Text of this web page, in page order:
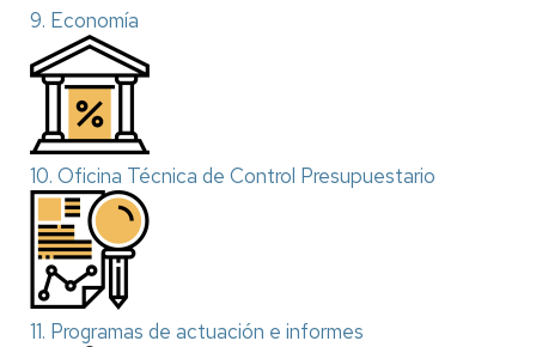
9. Economía
10. Oficina Técnica de Control Presupuestario
11. Programas de actuación e informes